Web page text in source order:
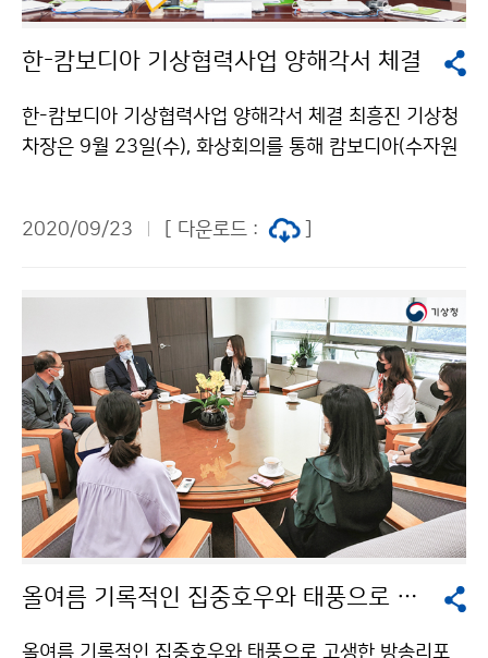
한-캄보디아 기상협력사업 양해각서 체결
한-캄보디아 기상협력사업 양해각서 체결 최흥진 기상청
차장은 9월 23일(수), 화상회의를 통해 캄보디아(수자원
였습니다. 캄보디아의 기상기술 발전과 위험기상 대응에
우리나라 기상기술력 확대를 위해 더욱 힘쓰겠습니다.
2020/09/23 [ 다운로드 :
올여름 기록적인 집중호우와 태풍으로 고생한 방송리포터 초청 격려
올여름 기록적인 집중호우와 태풍으로 고생한 방송리포